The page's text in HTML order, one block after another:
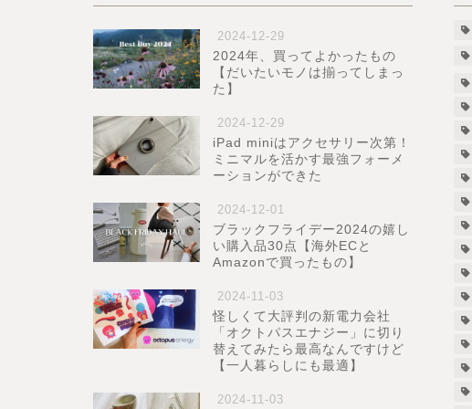
2024-12-29
2024年、買ってよかったもの
【だいたいモノは揃ってしまっ
た】
2024-12-29
iPad miniはアクセサリー次第！
ミニマルを活かす最強フォーメ
ーションができた
2024-12-01
ブラックフライデー2024の嬉し
い購入品30点【海外ECと
Amazonで買ったもの】
2024-11-03
怪しくて大評判の新電力会社
「オクトパスエナジー」に切り
替えてみたら最高なんですけど
【一人暮らしにも最適】
2024-11-03